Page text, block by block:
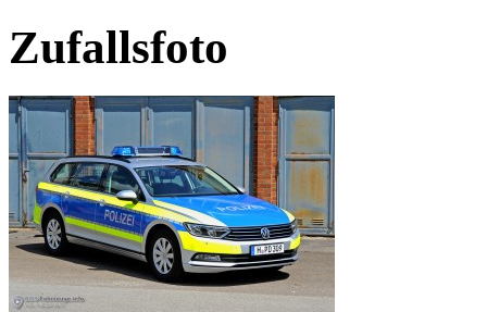
Zufallsfoto